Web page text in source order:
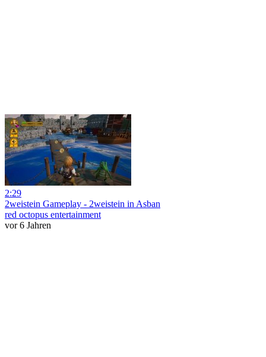
2:29
2weistein Gameplay - 2weistein in Asban
red octopus entertainment
vor 6 Jahren